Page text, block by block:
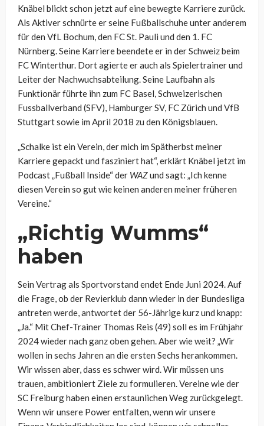
Knäbel blickt schon jetzt auf eine bewegte Karriere zurück.
Als Aktiver schnürte er seine Fußballschuhe unter anderem
für den VfL Bochum, den FC St. Pauli und den 1. FC
Nürnberg. Seine Karriere beendete er in der Schweiz beim
FC Winterthur. Dort agierte er auch als Spielertrainer und
Leiter der Nachwuchsabteilung. Seine Laufbahn als
Funktionär führte ihn zum FC Basel, Schweizerischen
Fussballverband (SFV), Hamburger SV, FC Zürich und VfB
Stuttgart sowie im April 2018 zu den Königsblauen.
„Schalke ist ein Verein, der mich im Spätherbst meiner
Karriere gepackt und fasziniert hat“, erklärt Knäbel jetzt im
Podcast „Fußball Inside“ der WAZund sagt: „Ich kenne
diesen Verein so gut wie keinen anderen meiner früheren
Vereine.“
„Richtig Wumms“
haben
Sein Vertrag als Sportvorstand endet Ende Juni 2024. Auf
die Frage, ob der Revierklub dann wieder in der Bundesliga
antreten werde, antwortet der 56-Jährige kurz und knapp:
„Ja.“ Mit Chef-Trainer Thomas Reis (49) soll es im Frühjahr
2024 wieder nach ganz oben gehen. Aber wie weit? „Wir
wollen in sechs Jahren an die ersten Sechs herankommen.
Wir wissen aber, dass es schwer wird. Wir müssen uns
trauen, ambitioniert Ziele zu formulieren. Vereine wie der
SC Freiburg haben einen erstaunlichen Weg zurückgelegt.
Wenn wir unsere Power entfalten, wenn wir unsere